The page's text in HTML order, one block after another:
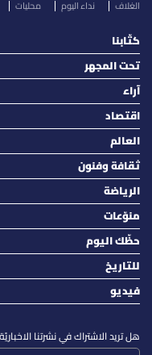
الغلاف نداء اليوم محليات
كتّابنا
تحت المجهر
آراء
اقتصاد
العالم
ثقافة وفنون
الرياضة
منوّعات
حظّك اليوم
للتاريخ
فيديو
هل تريد الاشتراك في نشرتنا